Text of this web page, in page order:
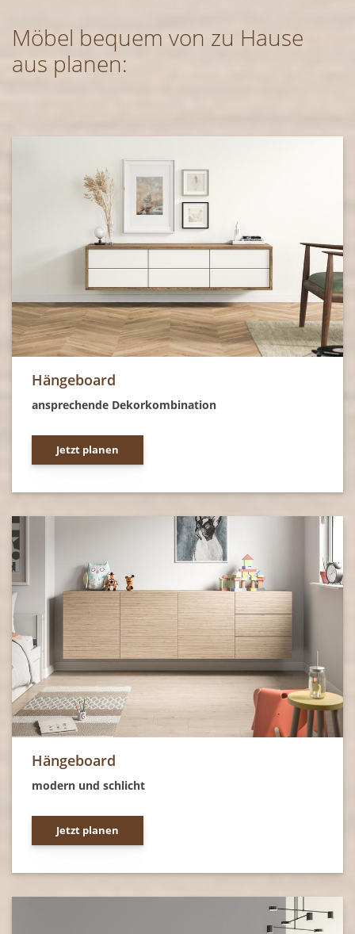
Möbel bequem von zu Hause
aus planen:
Hängeboard
ansprechende Dekorkombination
Jetzt planen
Hängeboard
modern und schlicht
Jetzt planen